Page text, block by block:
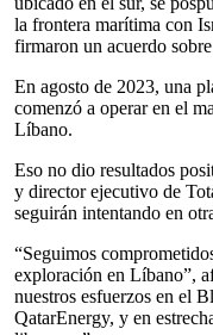
la frontera marítima con
firmaron un acuerdo
En agosto de 2023, una
comenzó a operar en el
Líbano.
Eso no dio resultados
y director ejecutivo de
seguirán intentando en
“Seguimos
exploración en Líbano”,
nuestros esfuerzos en el
QatarEnergy, y en